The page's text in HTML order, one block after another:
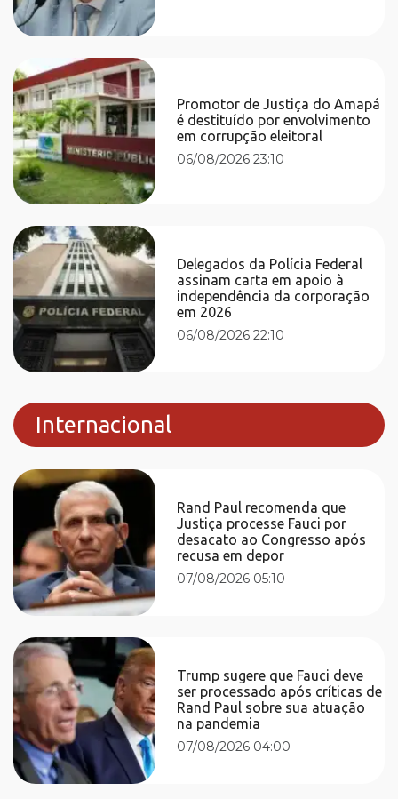
Promotor de Justiça do Amapá
é destituído por envolvimento
em corrupção eleitoral
06/08/2026 23:10
Delegados da Polícia Federal
assinam carta em apoio à
independência da corporação
em 2026
06/08/2026 22:10
Internacional
Rand Paul recomenda que
Justiça processe Fauci por
desacato ao Congresso após
recusa em depor
07/08/2026 05:10
Trump sugere que Fauci deve
ser processado após críticas de
Rand Paul sobre sua atuação
na pandemia
07/08/2026 04:00